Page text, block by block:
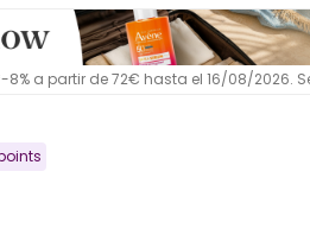
8% a partir de 72€ hasta el 16/08/2026.